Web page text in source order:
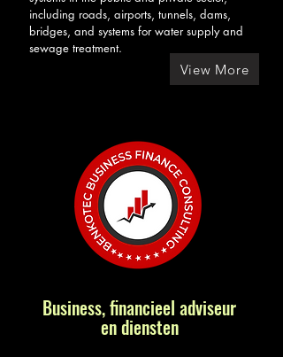
including roads, airports, tunnels, dams,
bridges, and systems for water supply and
sewage treatment.
View More
Business, financieel adviseur
en diensten